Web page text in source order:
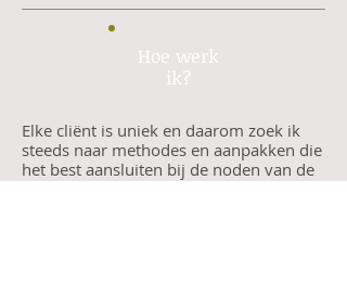
Hoe werk
ik?​
Elke cliënt is uniek en daarom zoek ik
steeds naar methodes en aanpakken die
het best aansluiten bij de noden van de